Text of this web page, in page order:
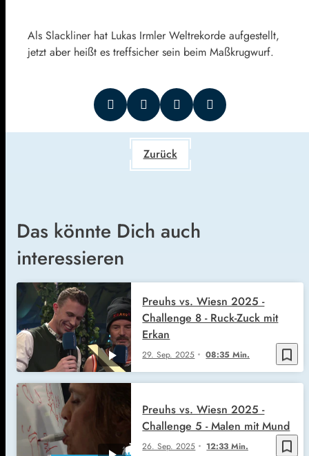
Als Slackliner hat Lukas Irmler Weltrekorde aufgestellt,
jetzt aber heißt es treffsicher sein beim Maßkrugwurf.
Zurück
Das könnte Dich auch
interessieren
bookmark_border
29. Sep. 2025 08:35 Min.
Preuhs vs. Wiesn 2025 -
Challenge 8 - Ruck-Zuck mit
Erkan
bookmark_border
26. Sep. 2025 12:33 Min.
Preuhs vs. Wiesn 2025 -
Challenge 5 - Malen mit Mund